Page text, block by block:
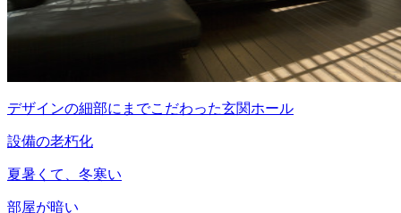
デザインの細部にまでこだわった玄関ホール
設備の老朽化
夏暑くて、冬寒い
部屋が暗い